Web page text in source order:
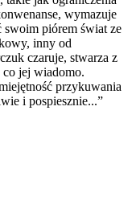
wymazuje
swoim piórem świat ze
inny od
czaruje, stwarza z
co jej wiadomo.
przykuwania
i pospiesznie...”